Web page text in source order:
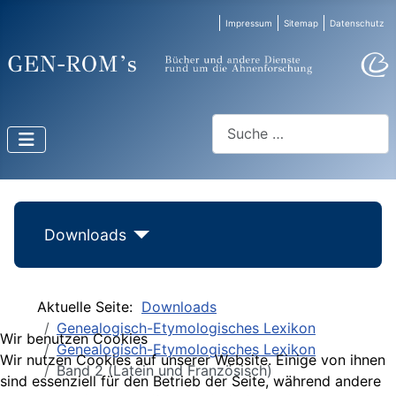
Impressum Sitemap Datenschutz
Downloads
Aktuelle Seite: Downloads
Genealogisch-Etymologisches Lexikon
Genealogisch-Etymologisches Lexikon
Band 2 (Latein und Französisch)
Wir benutzen Cookies
Wir nutzen Cookies auf unserer Website. Einige von ihnen
sind essenziell für den Betrieb der Seite, während andere